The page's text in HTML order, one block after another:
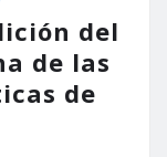
del
de las
de